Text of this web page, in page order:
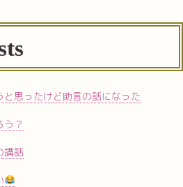
思ったけど助言の話になった
う？
講話